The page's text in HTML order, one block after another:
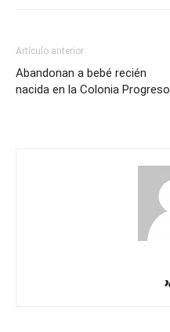
Artículo anterior
Abandonan a bebé recién
nacida en la Colonia Progreso